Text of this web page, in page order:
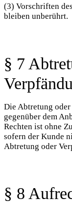
(3) Vorschriften
bleiben unberührt.
§ 7
Die Abtretung
gegenüber dem
Rechten ist ohne
sofern der Kunde
Abtretung oder
§ 8